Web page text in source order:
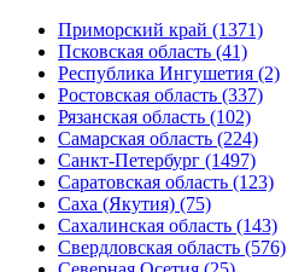
Приморский край (1371)
Псковская область (41)
Республика Ингушетия (2)
Ростовская область (337)
Рязанская область (102)
Самарская область (224)
Санкт-Петербург (1497)
Саратовская область (123)
Саха (Якутия) (75)
Сахалинская область (143)
Свердловская область (576)